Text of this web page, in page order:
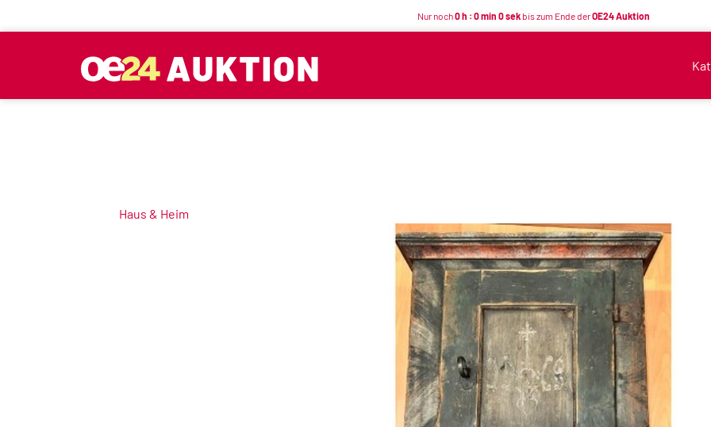
Nur noch0 h : 0 min 0 sekbis zum Ende derOE24 Auktion
Haus & Heim